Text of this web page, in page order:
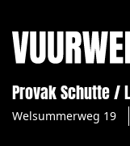
Provak Schutte /
Welsummerweg 19